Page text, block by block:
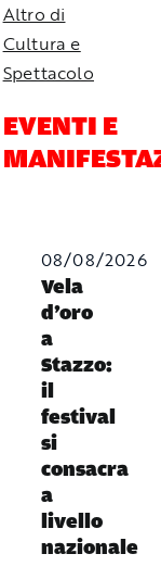
Altro di
Cultura e
Spettacolo
EVENTI E
08/08/2026
Vela
d’oro
a
Stazzo:
il
festival
si
consacra
a
livello
nazionale